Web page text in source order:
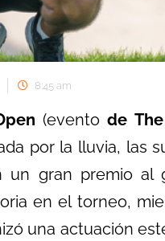
8:45 am
(eventode
por la lluvia, las
gran premio al
en el torneo,
una actuación